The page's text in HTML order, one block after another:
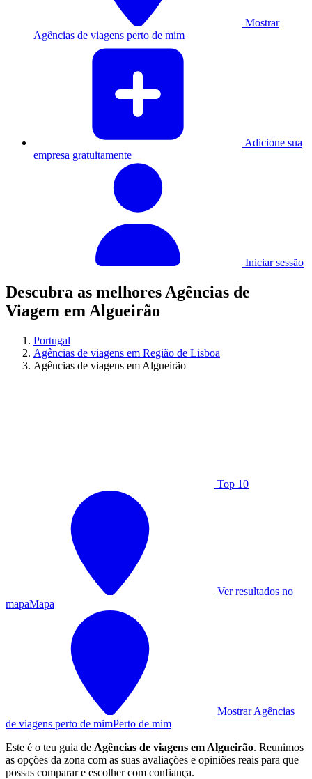
Mostrar
Agências de viagens perto de mim
Adicione sua
empresa gratuitamente
Iniciar sessão
Descubra as melhores Agências de
Viagem em Algueirão
Portugal
Agências de viagens em Região de Lisboa
Agências de viagens em Algueirão
Top 10
Ver resultados no
mapaMapa
Mostrar Agências
de viagens perto de mimPerto de mim
Este é o teu guia de Agências de viagens em Algueirão. Reunimos
as opções da zona com as suas avaliações e opiniões reais para que
possas comparar e escolher com confiança.